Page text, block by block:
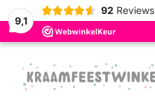
9,1
92 Reviews
Ga